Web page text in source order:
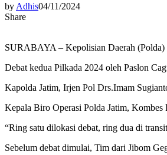
by Adhis04/11/2024
Share
SURABAYA – Kepolisian Daerah (Polda)
Debat kedua Pilkada 2024 oleh Paslon
Kapolda Jatim, Irjen Pol Drs.Imam
Kepala Biro Operasi Polda Jatim, Kombes
“Ring satu dilokasi debat, ring dua di
Sebelum debat dimulai, Tim dari Jibom